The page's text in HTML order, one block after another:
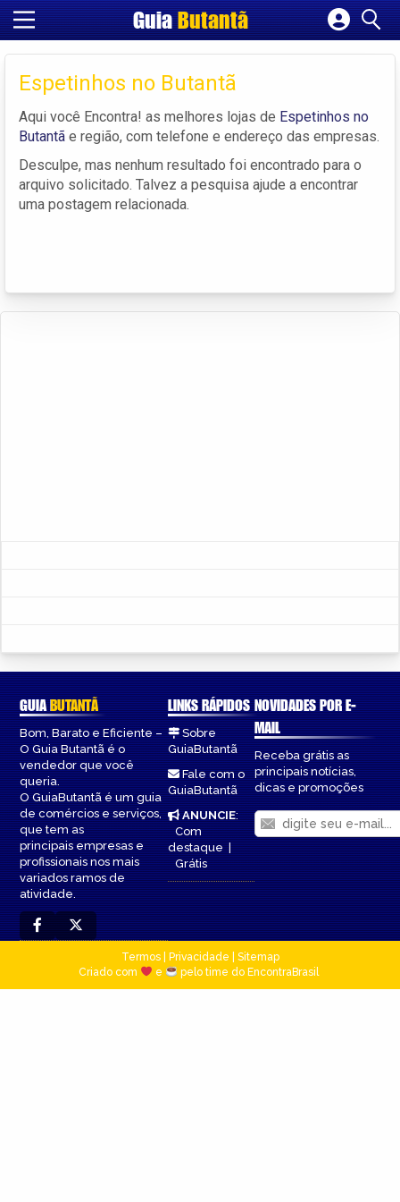
GuiaButantã
Cadastrar empresa
Fazer login
Criar conta
Espetinhos no Butantã
Aqui você Encontra! as melhores lojas de Espetinhos no
Butantã e região, com telefone e endereço das empresas.
Desculpe, mas nenhum resultado foi encontrado para o
arquivo solicitado. Talvez a pesquisa ajude a encontrar
uma postagem relacionada.
GUIABUTANTÃ
Bom, Barato e Eficiente –
O Guia Butantã é o
vendedor que você
queria.
O GuiaButantã é um guia
de comércios e serviços,
que tem as
principais empresas e
profissionais nos mais
variados ramos de
atividade.
LINKS RÁPIDOS
Sobre
GuiaButantã
Fale com o
GuiaButantã
ANUNCIE:
Com
destaque|
Grátis
NOVIDADES POR E-
MAIL
Receba grátis as
principais notícias,
dicas e promoções
Termos| Privacidade
Sitemap
Criado com
e pelo time do EncontraBrasil